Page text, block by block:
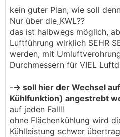
kein guter Plan, wie soll
Nur über die KWL??
das ist halbwegs möglich,
Luftführung wirklich SEHR
werden, mit
Durchmessern für VIEL
--> soll hier der Wechsel
Kühlfunktion) angestrebt
auf jeden Fall!!
ohne Flächenkühlung wird
Kühlleistung schwer